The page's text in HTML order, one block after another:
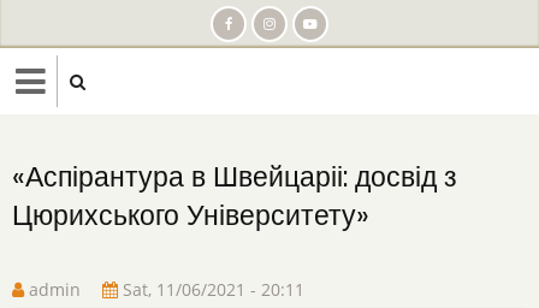
to
main
content
« Аспірантура в Швейцаріі: досвід з
Цюрихського Університету»
admin Sat, 11/06/2021 - 20:11